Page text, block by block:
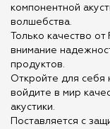
компонентной
волшебства.
Только качество
внимание
продуктов.
Откройте для
войдите в мир
акустики.
Поставляется с